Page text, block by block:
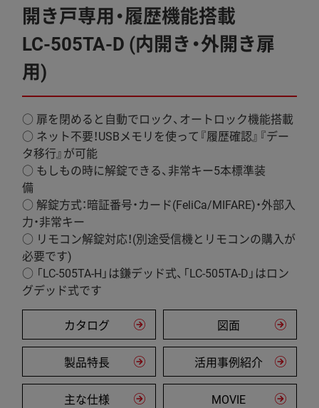
開き戸専用・履歴機能搭載
LC-505TA-D (内開き・外開き扉
用)
○ 扉を閉めると自動でロック、オートロック機能搭載
○ ネット不要！USBメモリを使って『履歴確認』『デー
タ移行』が可能
○ もしもの時に解錠できる、非常キー5本標準装
備
○ 解錠方式：暗証番号・カード(FeliCa/MIFARE)・外部入
力・非常キー
○ リモコン解錠対応！(別途受信機とリモコンの購入が
必要です)
○ 「LC-505TA-H」は鎌デッド式、「LC-505TA-D」はロン
グデッド式です
カタログ 図面
製品特長 活用事例紹介
主な仕様 MOVIE